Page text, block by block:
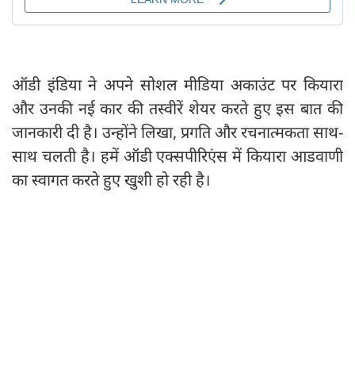
ऑडी इंडिया ने अपने सोशल मीडिया अकाउंट पर कियारा
और उनकी नई कार की तस्वीरें शेयर करते हुए इस बात की
जानकारी दी है। उन्होंने लिखा, प्रगति और रचनात्मकता साथ-
साथ चलती है। हमें ऑडी एक्सपीरिएंस में कियारा आडवाणी
का स्वागत करते हुए खुशी हो रही है।